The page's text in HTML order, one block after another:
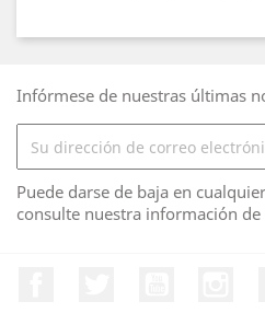
Infórmese de nuestras últimas
Puede darse de baja en
consulte nuestra información